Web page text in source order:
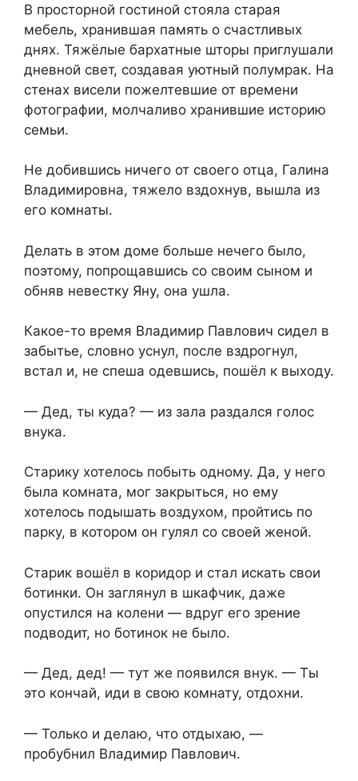
В просторной гостиной стояла старая
мебель, хранившая память о счастливых
днях. Тяжёлые бархатные шторы приглушали
дневной свет, создавая уютный полумрак. На
стенах висели пожелтевшие от времени
фотографии, молчаливо хранившие историю
семьи.
Не добившись ничего от своего отца, Галина
Владимировна, тяжело вздохнув, вышла из
его комнаты.
Делать в этом доме больше нечего было,
поэтому, попрощавшись со своим сыном и
обняв невестку Яну, она ушла.
Какое-то время Владимир Павлович сидел в
забытье, словно уснул, после вздрогнул,
встал и, не спеша одевшись, пошёл к выходу.
— Дед, ты куда? — из зала раздался голос
внука.
Старику хотелось побыть одному. Да, у него
была комната, мог закрыться, но ему
хотелось подышать воздухом, пройтись по
парку, в котором он гулял со своей женой.
Старик вошёл в коридор и стал искать свои
ботинки. Он заглянул в шкафчик, даже
опустился на колени — вдруг его зрение
подводит, но ботинок не было.
— Дед, дед! — тут же появился внук. — Ты
это кончай, иди в свою комнату, отдохни.
— Только и делаю, что отдыхаю, —
пробубнил Владимир Павлович.